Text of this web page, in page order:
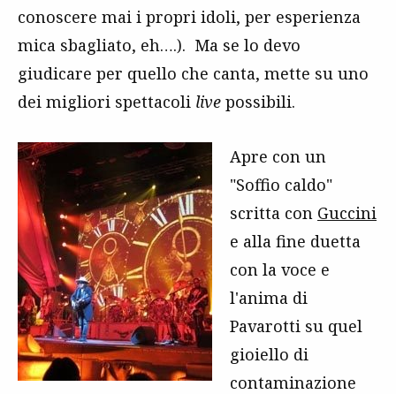
conoscere mai i propri idoli, per esperienza
mica sbagliato, eh….). Ma se lo devo
giudicare per quello che canta, mette su uno
dei migliori spettacoli live possibili.
Apre con un
"Soffio caldo"
scritta con Guccini
e alla fine duetta
con la voce e
l'anima di
Pavarotti su quel
gioiello di
contaminazione